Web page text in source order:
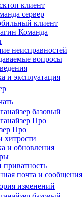
клиент
сервер
клиент
Команда
неисправностей
вопросы
и эксплуатация
базовый
Про
Про
хитрости
и обновления
приватность
почта и сообщения
изменений